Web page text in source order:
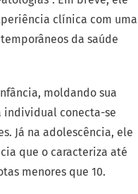
clínica com uma
da saúde
moldando sua
individual conecta-se
Já na adolescência, ele
que o caracteriza até
menores que 10.